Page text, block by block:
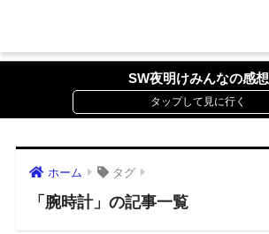
SW夜明けみんなの感想
ホーム タグ
「腕時計」の記事一覧